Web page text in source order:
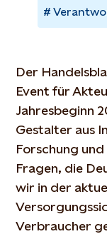
Der
Event für
Jahresbeginn
Gestalter aus
Forschung
Fragen, die
wir in der
Verbraucher